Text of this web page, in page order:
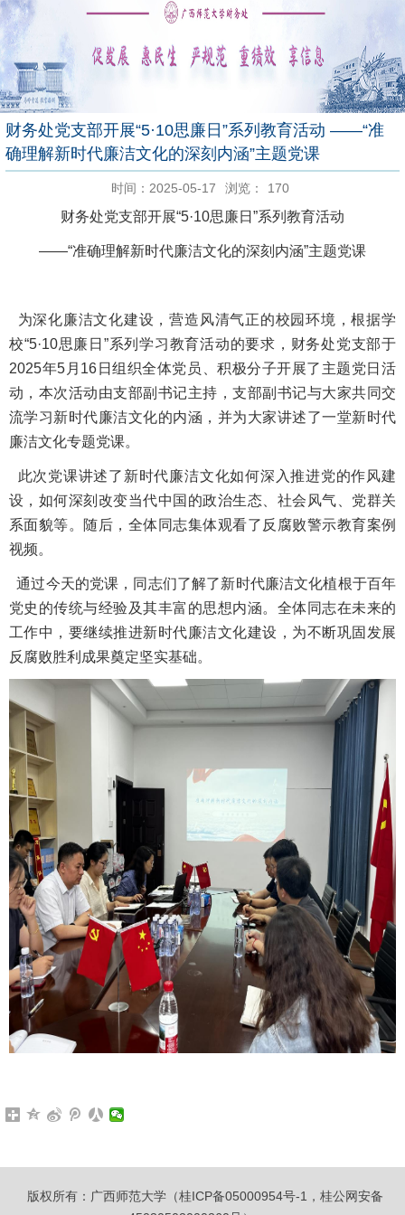
财务处党支部开展“5·10思廉日”系列教育活动 ——“准
确理解新时代廉洁文化的深刻内涵”主题党课
时间：2025-05-17 浏览： 170
财务处党支部开展“5·10思廉日”系列教育活动
——“准确理解新时代廉洁文化的深刻内涵”主题党课
为深化廉洁文化建设，营造风清气正的校园环境，根据学
校“5·10思廉日”系列学习教育活动的要求，财务处党支部于
2025年5月16日组织全体党员、积极分子开展了主题党日活
动，本次活动由支部副书记主持，支部副书记与大家共同交
流学习新时代廉洁文化的内涵，并为大家讲述了一堂新时代
廉洁文化专题党课。
此次党课讲述了新时代廉洁文化如何深入推进党的作风建
设，如何深刻改变当代中国的政治生态、社会风气、党群关
系面貌等。随后，全体同志集体观看了反腐败警示教育案例
视频。
通过今天的党课，同志们了解了新时代廉洁文化植根于百年
党史的传统与经验及其丰富的思想内涵。全体同志在未来的
工作中，要继续推进新时代廉洁文化建设，为不断巩固发展
反腐败胜利成果奠定坚实基础。
版权所有：广西师范大学（桂ICP备05000954号-1，桂公网安备